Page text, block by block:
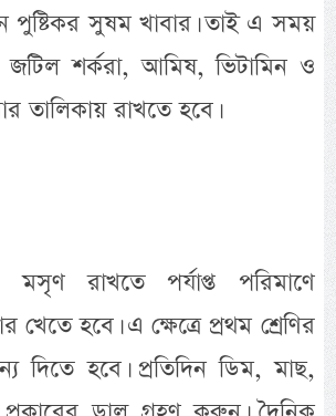
সুষম খাবার। তাই এ সময়
জটিল শর্করা, আমিষ, ভিটামিন ও
তালিকায় রাখতে হবে।
রাখতে পর্যাপ্ত পরিমাণে
খেতে হবে। এ ক্ষেত্রে প্রথম শ্রেণির
দিতে হবে। প্রতিদিন ডিম, মাছ,